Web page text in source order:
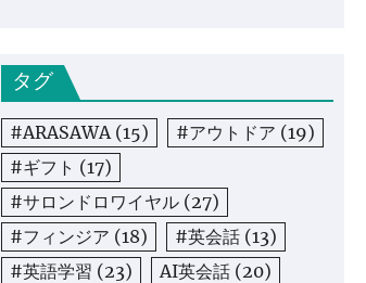
タグ
#ARASAWA(15) #アウトドア (19)
#ギフト (17)
#サロンドロワイヤル (27)
#フィンジア (18) #英会話 (13)
#英語学習 (23) AI英会話 (20)